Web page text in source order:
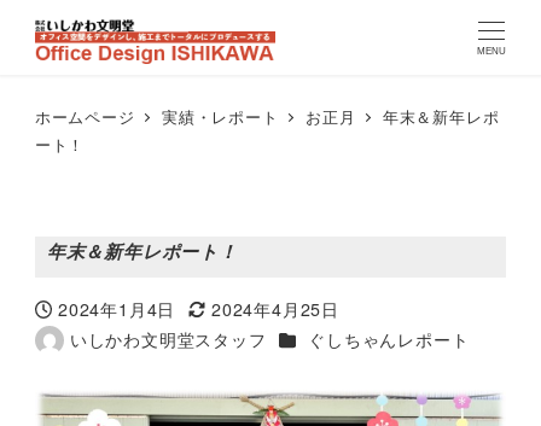
MENU
ホームページ 実績・レポート お正月
年末＆新年レポ
ート！
年末＆新年レポート！
投稿日
2024年1月4日
更新日
2024年4月25日
著
いしかわ文明堂スタッフ カテゴリー（実績レポート）
ぐしちゃんレポート